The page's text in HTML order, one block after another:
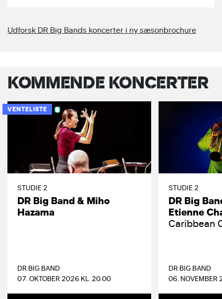
Udforsk DR Big Bands koncerter i ny sæsonbrochure
KOMMENDE KONCERTER
VENTELISTE
STUDIE 2
DR Big Band & Miho
Hazama
DR BIG BAND
07. OKTOBER 2026 KL. 20.00
STUDIE 2
DR Big
Etienne
Caribbean
DR BIG BAND
06.